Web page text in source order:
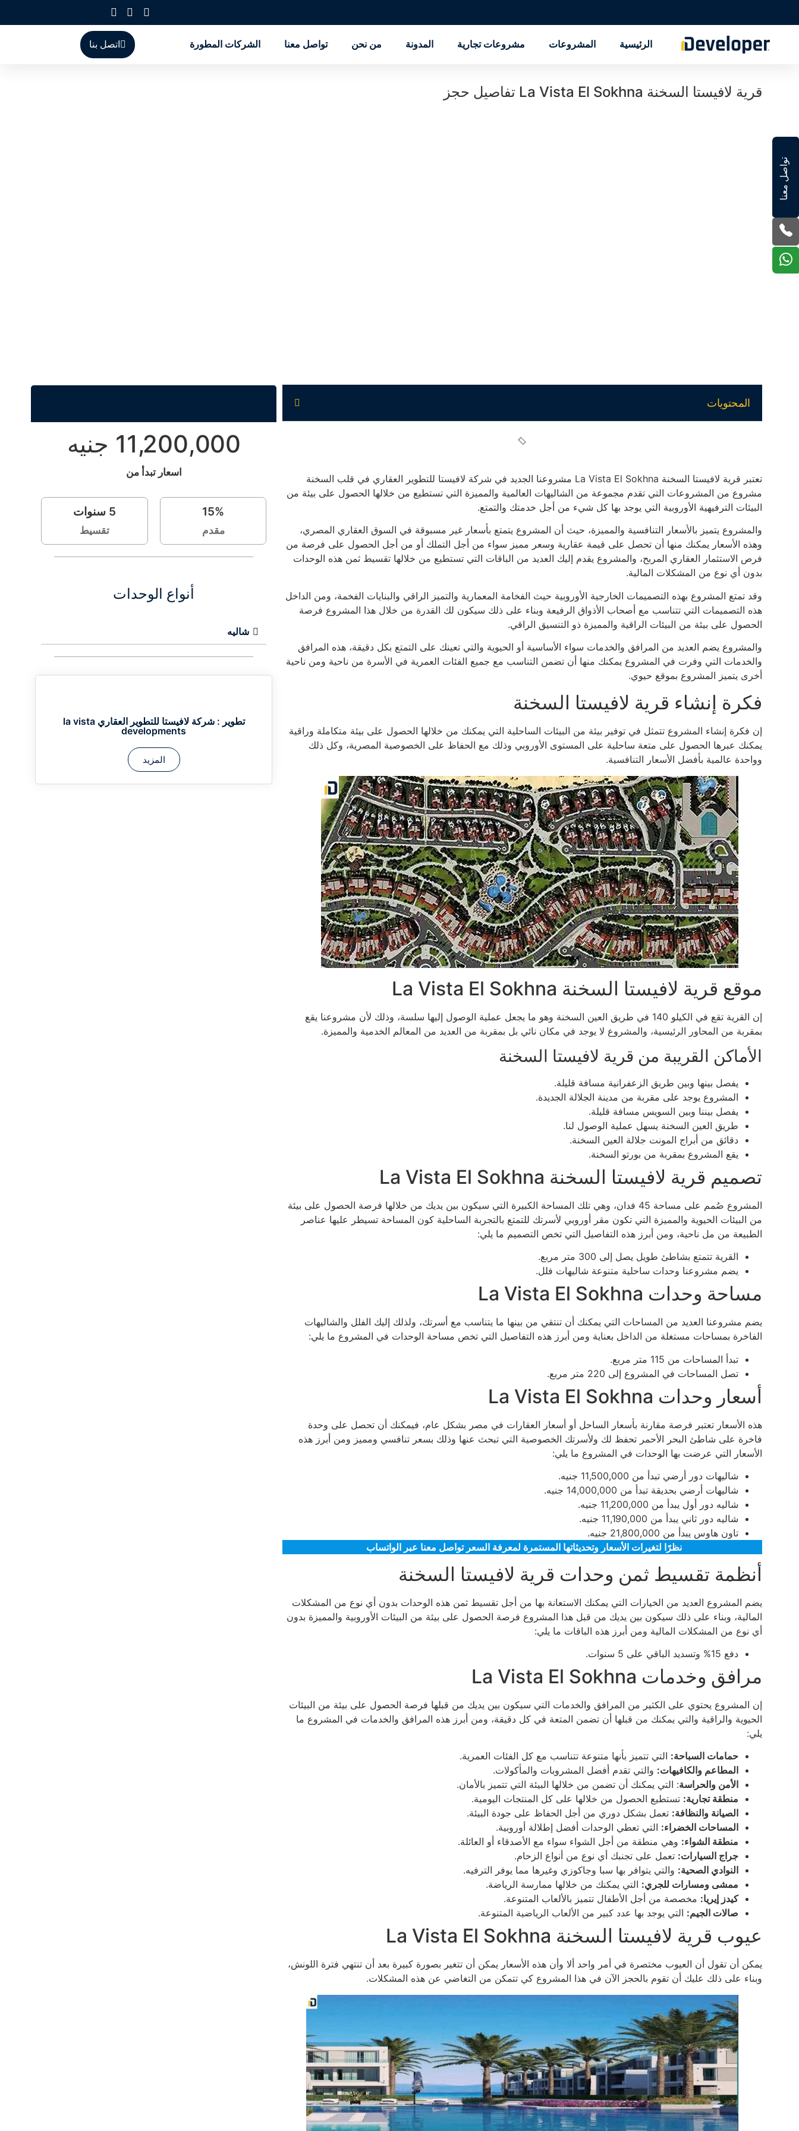
الرئيسية المشروعات مشروعات تجارية المدونة من نحن تواصل معنا الشركات المطورة اتصل بنا
قرية لافيستا السخنة La Vista El Sokhna تفاصيل حجز
تواصل معنا
المحتويات
تعتبر قرية لافيستا السخنة La Vista El Sokhna مشروعنا الجديد في شركة لافيستا للتطوير العقاري في قلب السخنة
مشروع من المشروعات التي تقدم مجموعة من الشاليهات العالمية والمميزة التي تستطيع من خلالها الحصول على بيئة من
البيئات الترفيهية الأوروبية التي يوجد بها كل شيء من أجل خدمتك والتمتع.
والمشروع يتميز بالأسعار التنافسية والمميزة، حيث أن المشروع يتمتع بأسعار غير مسبوقة في السوق العقاري المصري،
وهذه الأسعار يمكنك منها أن تحصل على قيمة عقارية وسعر مميز سواء من أجل التملك أو من أجل الحصول على فرصة من
فرص الاستثمار العقاري المربح، والمشروع يقدم إليك العديد من الباقات التي تستطيع من خلالها تقسيط ثمن هذه الوحدات
بدون أي نوع من المشكلات المالية.
وقد تمتع المشروع بهذه التصميمات الخارجية الأوروبية حيث الفخامة المعمارية والتميز الراقي والبنايات الفخمة، ومن الداخل
هذه التصميمات التي تتناسب مع أصحاب الأذواق الرفيعة وبناء على ذلك سيكون لك القدرة من خلال هذا المشروع فرصة
الحصول على بيئة من البيئات الراقية والمميزة ذو التنسيق الراقي.
والمشروع يضم العديد من المرافق والخدمات سواء الأساسية أو الحيوية والتي تعينك على التمتع بكل دقيقة، هذه المرافق
والخدمات التي وفرت في المشروع يمكنك منها أن تضمن التناسب مع جميع الفئات العمرية في الأسرة من ناحية ومن ناحية
أخرى يتميز المشروع بموقع حيوي.
فكرة إنشاء قرية لافيستا السخنة
إن فكرة إنشاء المشروع تتمثل في توفير بيئة من البيئات الساحلية التي يمكنك من خلالها الحصول على بيئة متكاملة وراقية
يمكنك عبرها الحصول على متعة ساحلية على المستوى الأوروبي وذلك مع الحفاظ على الخصوصية المصرية، وكل ذلك
وواحدة عالمية بأفضل الأسعار التنافسية.
موقع قرية لافيستا السخنة La Vista El Sokhna
إن القرية تقع في الكيلو 140 في طريق العين السخنة وهو ما يجعل عملية الوصول إليها سلسة، وذلك لأن مشروعنا يقع
بمقربة من المحاور الرئيسية، والمشروع لا يوجد في مكان نائي بل بمقربة من العديد من المعالم الخدمية والمميزة.
الأماكن القريبة من قرية لافيستا السخنة
يفصل بينها وبين طريق الزعفرانية مسافة قليلة.
المشروع يوجد على مقربة من مدينة الجلالة الجديدة.
يفصل بيننا وبين السويس مسافة قليلة.
طريق العين السخنة يسهل عملية الوصول لنا.
دقائق من أبراج المونت جلالة العين السخنة.
يقع المشروع بمقربة من بورتو السخنة.
تصميم قرية لافيستا السخنة La Vista El Sokhna
المشروع صُمم على مساحة 45 فدان، وهي تلك المساحة الكبيرة التي سيكون بين يديك من خلالها فرصة الحصول على بيئة
من البيئات الحيوية والمميزة التي تكون مقر أوروبي لأسرتك للتمتع بالتجربة الساحلية كون المساحة تسيطر عليها عناصر
الطبيعة من مل ناحية، ومن أبرز هذه التفاصيل التي تخص التصميم ما يلي:
القرية تتمتع بشاطئ طويل يصل إلى 300 متر مربع.
يضم مشروعنا وحدات ساحلية متنوعة شاليهات فلل.
مساحة وحدات La Vista El Sokhna
يضم مشروعنا العديد من المساحات التي يمكنك أن تنتقي من بينها ما يتناسب مع أسرتك، ولذلك إليك الفلل والشاليهات
الفاخرة بمساحات مستغلة من الداخل بعناية ومن أبرز هذه التفاصيل التي تخص مساحة الوحدات في المشروع ما يلي:
تبدأ المساحات من 115 متر مربع.
تصل المساحات في المشروع إلى 220 متر مربع.
أسعار وحدات La Vista El Sokhna
هذه الأسعار تعتبر فرصة مقارنة بأسعار الساحل أو أسعار العقارات في مصر بشكل عام، فيمكنك أن تحصل على وحدة
فاخرة على شاطئ البحر الأحمر تحفظ لك ولأسرتك الخصوصية التي تبحث عنها وذلك بسعر تنافسي ومميز ومن أبرز هذه
الأسعار التي عرضت بها الوحدات في المشروع ما يلي:
شاليهات دور أرضي تبدأ من 11,500,000 جنيه.
شاليهات أرضي بحديقة تبدأ من 14,000,000 جنيه.
شاليه دور أول يبدأ من 11,200,000 جنيه.
شاليه دور ثاني يبدأ من 11,190,000 جنيه.
تاون هاوس يبدأ من 21,800,000 جنيه.
نظرًا لتغيرات الأسعار وتحديثاتها المستمرة لمعرفة السعر تواصل معنا عبر الواتساب
أنظمة تقسيط ثمن وحدات قرية لافيستا السخنة
يضم المشروع العديد من الخيارات التي يمكنك الاستعانة بها من أجل تقسيط ثمن هذه الوحدات بدون أي نوع من المشكلات
المالية، وبناء على ذلك سيكون بين يديك من قبل هذا المشروع فرصة الحصول على بيئة من البيئات الأوروبية والمميزة بدون
أي نوع من المشكلات المالية ومن أبرز هذه الباقات ما يلي:
دفع 15% وتسديد الباقي على 5 سنوات.
مرافق وخدمات La Vista El Sokhna
إن المشروع يحتوي على الكثير من المرافق والخدمات التي سيكون بين يديك من قبلها فرصة الحصول على بيئة من البيئات
الحيوية والراقية والتي يمكنك من قبلها أن تضمن المتعة في كل دقيقة، ومن أبرز هذه المرافق والخدمات في المشروع ما
يلي:
حمامات السباحة: التي تتميز بأنها متنوعة تتناسب مع كل الفئات العمرية.
المطاعم والكافيهات: والتي تقدم أفضل المشروبات والمأكولات.
الأمن والحراسة: التي يمكنك أن تضمن من خلالها البيئة التي تتميز بالأمان.
منطقة تجارية: تستطيع الحصول من خلالها على كل المنتجات اليومية.
الصيانة والنظافة: تعمل بشكل دوري من أجل الحفاظ على جودة البيئة.
المساحات الخضراء: التي تعطي الوحدات أفضل إطلالة أوروبية.
منطقة الشواء: وهي منطقة من أجل الشواء سواء مع الأصدقاء أو العائلة.
جراج السيارات: تعمل على تجنبك أي نوع من أنواع الزحام.
النوادي الصحية: والتي يتوافر بها سبا وجاكوزي وغيرها مما يوفر الترفيه.
ممشى ومسارات للجري: التي يمكنك من خلالها ممارسة الرياضة.
كيدز إيريا: مخصصة من أجل الأطفال تتميز بالألعاب المتنوعة.
صالات الجيم: التي يوجد بها عدد كبير من الألعاب الرياضية المتنوعة.
عيوب قرية لافيستا السخنة La Vista El Sokhna
يمكن أن تقول أن العيوب مختصرة في أمر واحد ألا وأن هذه الأسعار يمكن أن تتغير بصورة كبيرة بعد أن تنتهي فترة اللونش،
وبناء على ذلك عليك أن تقوم بالحجز الآن في هذا المشروع كي تتمكن من التغاضي عن هذه المشكلات.
11,200,000 جنيه
اسعار تبدأ من
15%
مقدم
5 سنوات
تقسيط
أنواع الوحدات
شاليه
تطوير :
شركة لافيستا للتطوير العقاري la vista
developments
المزيد